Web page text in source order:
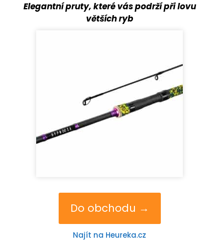
Elegantní pruty, které vás podrží při lovu
větších ryb
Do obchodu →
Najít na Heureka.cz